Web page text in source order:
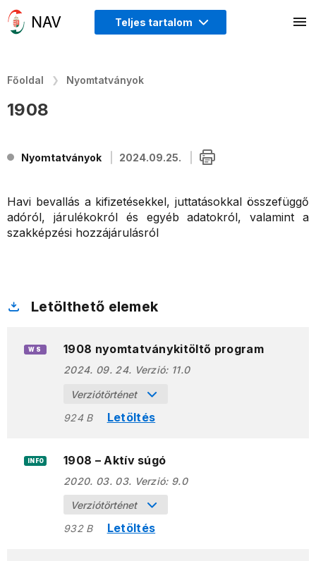
Teljes tartalom
Főoldal Nyomtatványok
1908
Nyomtatványok 2024.09.25.
Havi bevallás a kifizetésekkel, juttatásokkal összefüggő
adóról, járulékokról és egyéb adatokról, valamint a
szakképzési hozzájárulásról
Letölthető elemek
WS 1908 nyomtatványkitöltő program
2024. 09. 24. Verzió: 11.0
Verziótörténet
924 B
Letöltés
INFO 1908 – Aktív súgó
2020. 03. 03. Verzió: 9.0
Verziótörténet
932 B
Letöltés